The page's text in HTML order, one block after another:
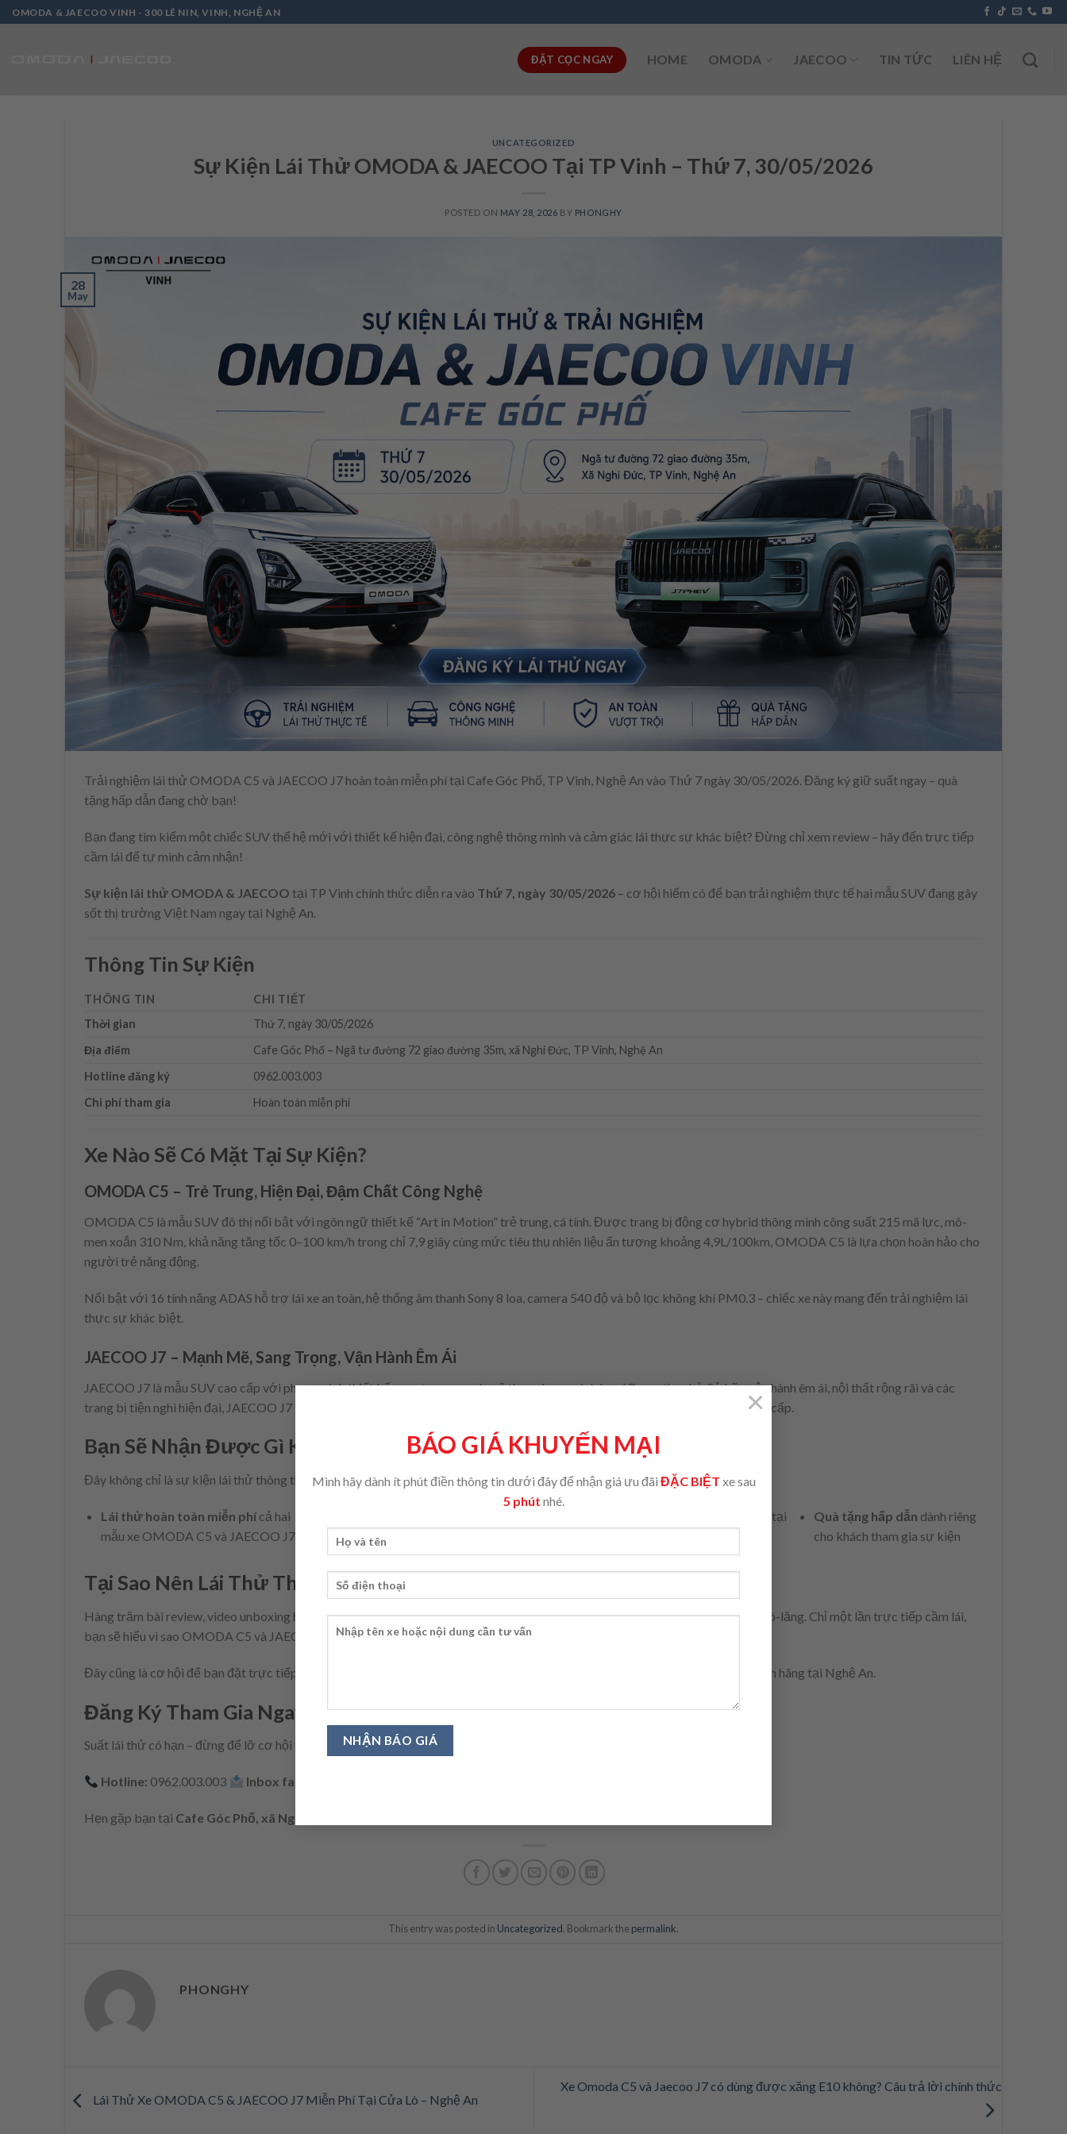
​BÁO GIÁ KHUYẾN MẠI
Mình hãy dành ít phút điền thông tin dưới đây để nhận giá ưu đãi ĐẶC BIỆT xe sau
5 phút nhé.
×
Skip
to
OMODA & JAECOO VINH - 300 LÊ NIN, VINH, NGHỆ AN
ĐẶT CỌC NGAY HOME OMODA JAECOO TIN TỨC LIÊN HỆ
UNCATEGORIZED
Sự Kiện Lái Thử OMODA & JAECOO Tại TP Vinh – Thứ 7, 30/05/2026
POSTED ON MAY 28, 2026 BY PHONGHY
28
May
Trải nghiệm lái thử OMODA C5 và JAECOO J7 hoàn toàn miễn phí tại Cafe Góc Phố, TP Vinh, Nghệ An vào Thứ 7 ngày 30/05/2026. Đăng ký giữ suất ngay – quà
tặng hấp dẫn đang chờ bạn!
Bạn đang tìm kiếm một chiếc SUV thế hệ mới với thiết kế hiện đại, công nghệ thông minh và cảm giác lái thực sự khác biệt? Đừng chỉ xem review – hãy đến trực tiếp
cầm lái để tự mình cảm nhận!
Sự kiện lái thử OMODA & JAECOO tại TP Vinh chính thức diễn ra vào Thứ 7, ngày 30/05/2026 – cơ hội hiếm có để bạn trải nghiệm thực tế hai mẫu SUV đang gây
sốt thị trường Việt Nam ngay tại Nghệ An.
Thông Tin Sự Kiện
THÔNG TIN
CHI TIẾT
Thời gian
Thứ 7, ngày 30/05/2026
Địa điểm
Cafe Góc Phố – Ngã tư đường 72 giao đường 35m, xã Nghi Đức, TP Vinh, Nghệ An
Hotline đăng ký
0962.003.003
Chi phí tham gia
Hoàn toàn miễn phí
Xe Nào Sẽ Có Mặt Tại Sự Kiện?
OMODA C5 – Trẻ Trung, Hiện Đại, Đậm Chất Công Nghệ
OMODA C5 là mẫu SUV đô thị nổi bật với ngôn ngữ thiết kế “Art in Motion” trẻ trung, cá tính. Được trang bị động cơ hybrid thông minh công suất 215 mã lực, mô-
men xoắn 310 Nm, khả năng tăng tốc 0–100 km/h trong chỉ 7,9 giây cùng mức tiêu thụ nhiên liệu ấn tượng khoảng 4,9L/100km, OMODA C5 là lựa chọn hoàn hảo cho
người trẻ năng động.
Nổi bật với 16 tính năng ADAS hỗ trợ lái xe an toàn, hệ thống âm thanh Sony 8 loa, camera 540 độ và bộ lọc không khí PM0.3 – chiếc xe này mang đến trải nghiệm lái
thực sự khác biệt.
JAECOO J7 – Mạnh Mẽ, Sang Trọng, Vận Hành Êm Ái
JAECOO J7 là mẫu SUV cao cấp với phong cách thiết kế sang trọng, mạnh mẽ theo phong cách Land Rover thu nhỏ. Sở hữu vận hành êm ái, nội thất rộng rãi và các
trang bị tiện nghi hiện đại, JAECOO J7 là lựa chọn lý tưởng cho những ai tìm kiếm sự kết hợp hoàn hảo giữa sức mạnh và đẳng cấp.
Bạn Sẽ Nhận Được Gì Khi Tham Gia?
Đây không chỉ là sự kiện lái thử thông thường – đến với chương trình tại Cafe Góc Phố, bạn sẽ được:
Lái thử hoàn toàn miễn phí cả hai
mẫu xe OMODA C5 và JAECOO J7
chính sách giá và ưu đãi hấp dẫn mới nhất
tại
Quà tặng hấp dẫn dành riêng
cho khách tham gia sự kiện
Tại Sao Nên Lái Thử Thay Vì Chỉ Đọc Review?
Hàng trăm bài review, video unboxing hay thông số kỹ thuật cũng không thể thay thế được cảm giác thực tế khi bạn ngồi sau vô-lăng. Chỉ một lần trực tiếp cầm lái,
bạn sẽ hiểu vì sao OMODA C5 và JAECOO J7 đang được đông đảo khách hàng tại Việt Nam đón nhận nhiệt tình đến vậy.
Đây cũng là cơ hội để bạn đặt trực tiếp mọi câu hỏi cho đội ngũ tư vấn chuyên nghiệp của – đại lý chính hãng tại Nghệ An.
Đăng Ký Tham Gia Ngay Hôm Nay
Suất lái thử có hạn – đừng để lỡ cơ hội trải nghiệm trực tiếp hai mẫu SUV thế hệ mới ngay tại TP Vinh!
Hotline: 0962.003.003 Inbox fanpage
Hẹn gặp bạn tại Cafe Góc Phố, xã Nghi Đức, TP Vinh
This entry was posted in Uncategorized. Bookmark the permalink.
PHONGHY
Lái Thử Xe OMODA C5 & JAECOO J7 Miễn Phí Tại Cửa Lò – Nghệ An
Xe Omoda C5 và Jaecoo J7 có dùng được xăng E10 không? Câu trả lời chính thức